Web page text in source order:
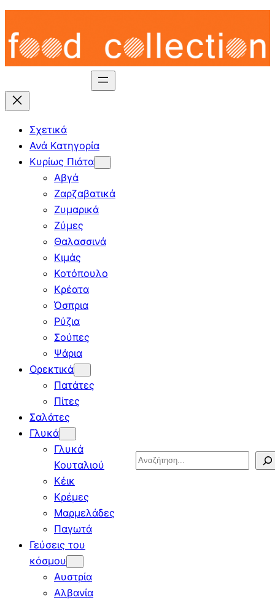
Skip
content
Σχετικά
Ανά Κατηγορία
Κυρίως Πιάτα
Αβγά
Ζαρζαβατικά
Ζυμαρικά
Ζύμες
Θαλασσινά
Κιμάς
Κοτόπουλο
Κρέατα
Όσπρια
Ρύζια
Σούπες
Ψάρια
Ορεκτικά
Πατάτες
Πίτες
Σαλάτες
Γλυκά
Γλυκά
Κουταλιού
Κέικ
Κρέμες
Μαρμελάδες
Παγωτά
Γεύσεις του
κόσμου
Αυστρία
Αλβανία
Search